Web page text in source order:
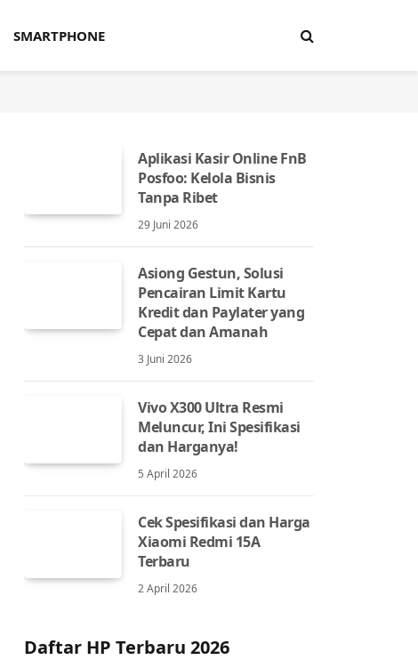
SMARTPHONE
Aplikasi Kasir Online FnB
Posfoo: Kelola Bisnis
Tanpa Ribet
29 Juni 2026
Asiong Gestun, Solusi
Pencairan Limit Kartu
Kredit dan Paylater yang
Cepat dan Amanah
3 Juni 2026
Vivo X300 Ultra Resmi
Meluncur, Ini Spesifikasi
dan Harganya!
5 April 2026
Cek Spesifikasi dan Harga
Xiaomi Redmi 15A
Terbaru
2 April 2026
Daftar HP Terbaru 2026